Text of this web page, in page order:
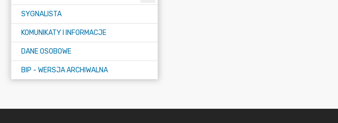
SYGNALISTA
KOMUNIKATY I INFORMACJE
DANE OSOBOWE
BIP - WERSJA ARCHIWALNA